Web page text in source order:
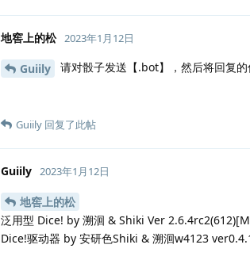
地窖上的松 2023年1月12日
Guiily 请对骰子发送【.bot】，然后将回复
Guiily 回复了此帖
Guiily 2023年1月12日
地窖上的松
泛用型 Dice! by 溯洄 & Shiki Ver
Dice!驱动器 by 安研色Shiki & 溯洄w4123